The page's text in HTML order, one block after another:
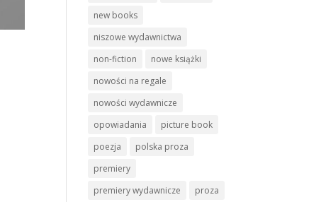
new books
niszowe wydawnictwa
non-fiction
nowe książki
nowości na regale
nowości wydawnicze
opowiadania
picture book
poezja
polska proza
premiery
premiery wydawnicze
proza